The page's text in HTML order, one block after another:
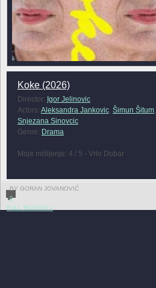
Koke (2026)
Director: Igor Jelinovic
Actors: Aleksandra Jankovic, Šimun Šitum,
Snjezana Sinovcic
Genre: Drama
Moje mišljenje: 4 / 5 - Vrlo Dobar
BY GORAN JOVANOVIĆ
0
FULL REVIEW »